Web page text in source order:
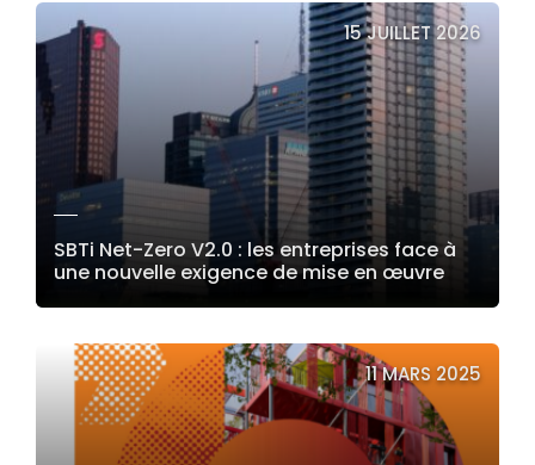
15 JUILLET 2026
SBTi Net-Zero V2.0 : les entreprises face à
une nouvelle exigence de mise en œuvre
11 MARS 2025